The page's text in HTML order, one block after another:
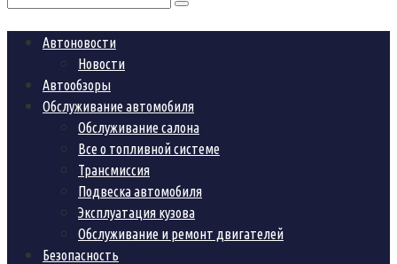
Автоновости
Новости
Автообзоры
Обслуживание автомобиля
Обслуживание салона
Все о топливной системе
Трансмиссия
Подвеска автомобиля
Эксплуатация кузова
Обслуживание и ремонт двигателей
Безопасность